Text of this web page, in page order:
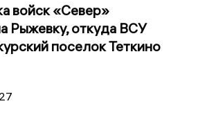
войск «Север»
Рыжевку, откуда ВСУ
поселок Теткино